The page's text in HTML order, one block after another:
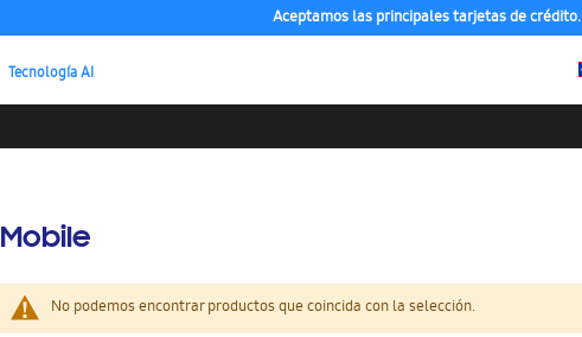
Aceptamos las principales tarjetas de crédito.
Tecnología AI
Mobile
No podemos encontrar productos que coincida con la selección.